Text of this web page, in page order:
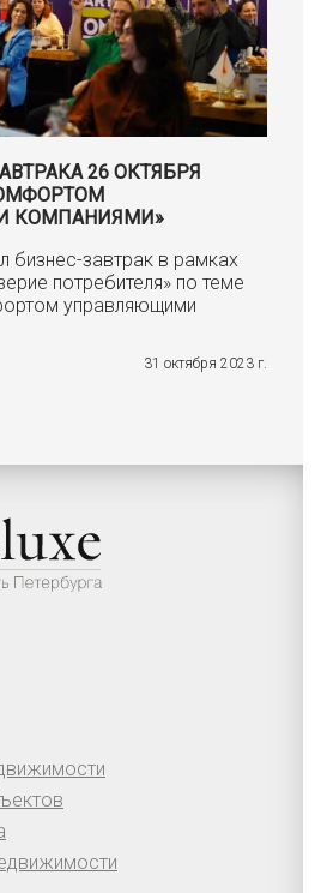
26 ОКТЯБРЯ
КОМПАНИЯМИ»
бизнес-завтрак в рамках
потребителя» по теме
управляющими
31 октября 2023 г.